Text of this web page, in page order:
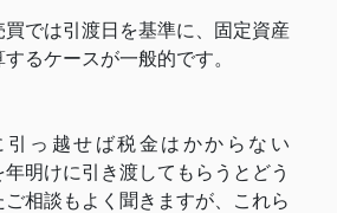
買では引渡日を基準に、固定資産
るケースが一般的です。
引っ越せば税金はかからない
明けに引き渡してもらうとどう
相談もよく聞きますが、これら